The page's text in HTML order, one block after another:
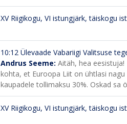
XV Riigikogu, VI istungjärk, täiskogu
10:12 Ülevaade Vabariigi Valitsuse
Andrus Seeme: Aitäh, hea
kohta, et Euroopa Liit on ühtlasi
kaupadele tollimaksu 30%. Oskad sa
XV Riigikogu, VI istungjärk, täiskogu